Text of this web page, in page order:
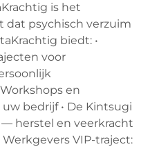
is het
dat psychisch verzuim
biedt: •
voor
en
bedrijf • De Kintsugi
herstel en veerkracht
VIP-traject: